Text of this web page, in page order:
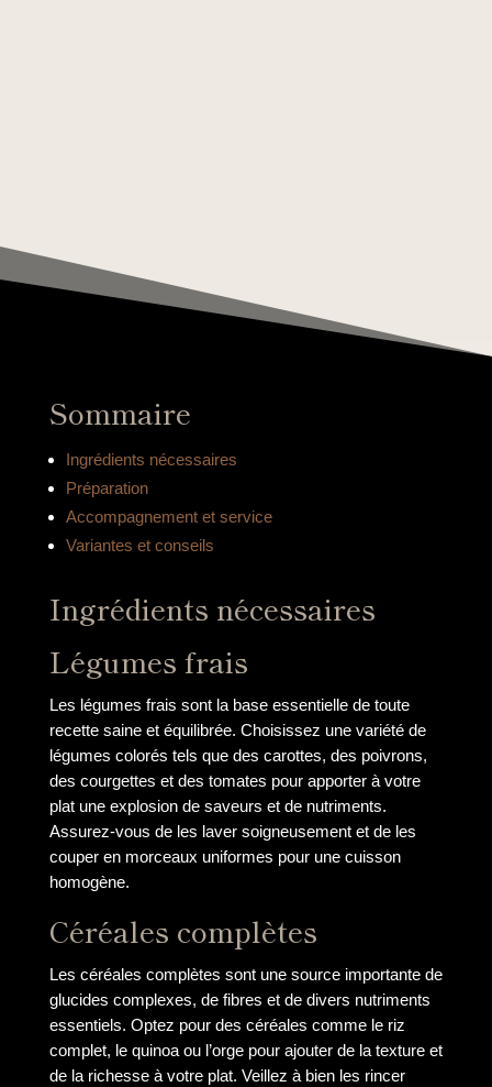
Sommaire
Ingrédients nécessaires
Préparation
Accompagnement et service
Variantes et conseils
Ingrédients nécessaires
Légumes frais
Les légumes frais sont la base essentielle de toute
recette saine et équilibrée. Choisissez une variété de
légumes colorés tels que des carottes, des poivrons,
des courgettes et des tomates pour apporter à votre
plat une explosion de saveurs et de nutriments.
Assurez-vous de les laver soigneusement et de les
couper en morceaux uniformes pour une cuisson
homogène.
Céréales complètes
Les céréales complètes sont une source importante de
glucides complexes, de fibres et de divers nutriments
essentiels. Optez pour des céréales comme le riz
complet, le quinoa ou l’orge pour ajouter de la texture et
de la richesse à votre plat. Veillez à bien les rincer